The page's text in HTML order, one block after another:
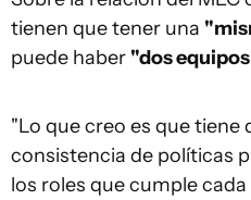
tienen que tener una
puede haber "dos
"Lo que creo es que tiene
consistencia de políticas
los roles que cumple